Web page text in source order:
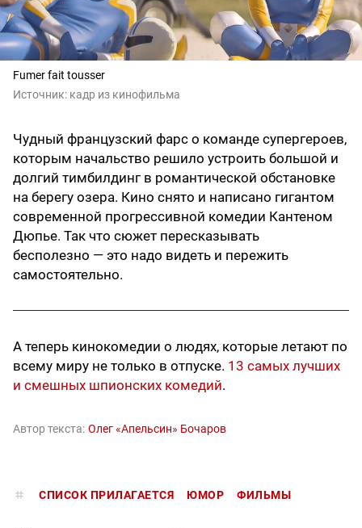
Fumer fait tousser
Источник: кадр из кинофильма
Чудный французский фарс о команде супергероев,
которым начальство решило устроить большой и
долгий тимбилдинг в романтической обстановке
на берегу озера. Кино снято и написано гигантом
современной прогрессивной комедии Кантеном
Дюпье. Так что сюжет пересказывать
бесполезно — это надо видеть и пережить
самостоятельно.
А теперь кинокомедии о людях, которые летают по
всему миру не только в отпуске. 13 самых лучших
и смешных шпионских комедий.
Автор текста: Олег «Апельсин» Бочаров
СПИСОК ПРИЛАГАЕТСЯ ЮМОР ФИЛЬМЫ